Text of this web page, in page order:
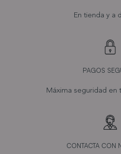
En tienda y a
PAGOS
Máxima seguridad en
CONTACTA CON